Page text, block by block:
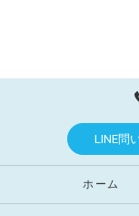
LINE問
ホーム